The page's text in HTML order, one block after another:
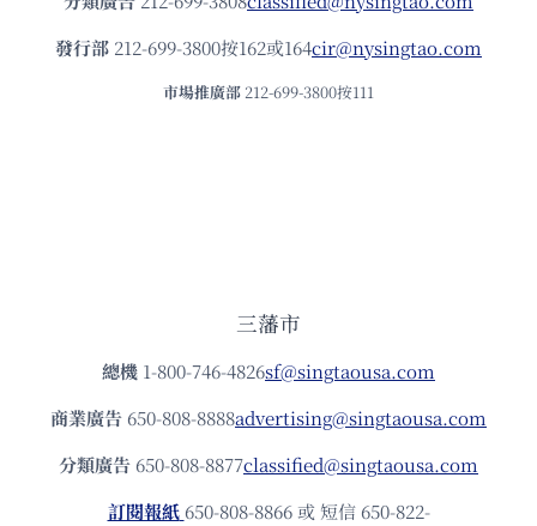
發⾏部 212-699-3800按162或164cir@nysingtao.com
市場推廣部 212-699-3800按111
三藩市
總機 1-800-746-4826sf@singtaousa.com
商業廣告 650-808-8888advertising@singtaousa.com
分類廣告 650-808-8877classified@singtaousa.com
訂閱報紙 650-808-8866 或 短信 650-822-